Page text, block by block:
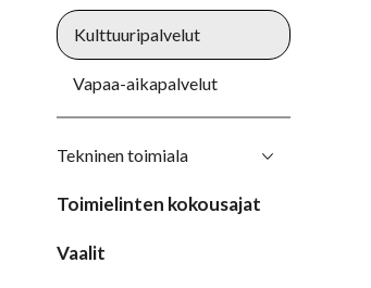
Kulttuuripalvelut
Vapaa-aikapalvelut
Tekninen toimiala
Toimielinten kokousajat
Vaalit